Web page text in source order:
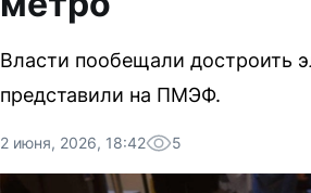
Власти пообещали достроить
представили на ПМЭФ.
2 июня, 2026, 18:42 5